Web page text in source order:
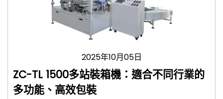
2025年10月05日
ZC-TL 1500多站裝箱機：適合不同行業的
多功能、高效包裝